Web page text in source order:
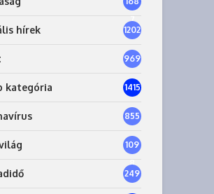
7
hírek 1202
969
kategória 1415
855
109
8
249